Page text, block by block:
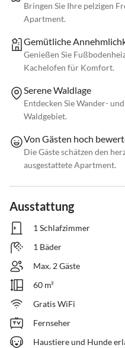
Bringen Sie Ihre pelzigen
Apartment.
Gemütliche
Genießen Sie
Kachelofen für Komfort.
Serene Waldlage
Entdecken Sie Wander-
Waldgebiet.
Von Gästen hoch
Die Gäste schätzen den
ausgestattete Apartment.
Ausstattung
1 Schlafzimmer
1 Bäder
Max. 2 Gäste
60 m²
Gratis WiFi
Fernseher
Haustiere und Hunde